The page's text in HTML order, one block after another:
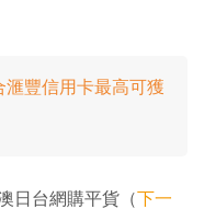
豐信用卡最高可獲
日台網購平貨（下一